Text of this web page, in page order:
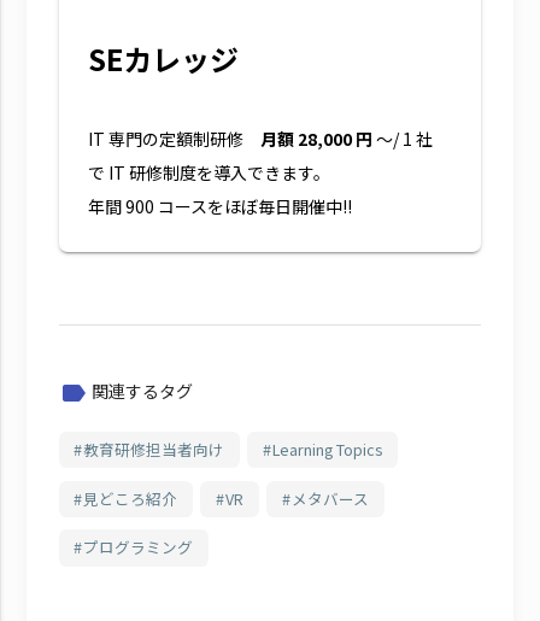
SEカレッジ
IT 専門の定額制研修 月額 28,000 円 ～/ 1 社
で IT 研修制度を導入できます。
年間 900 コースをほぼ毎日開催中!!
label 関連するタグ
教育研修担当者向け Learning Topics
見どころ紹介 VR メタバース
プログラミング